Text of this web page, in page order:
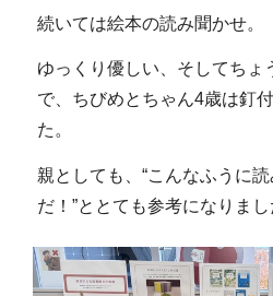
続いては絵本の読み聞かせ。
ゆっくり優しい、そしてちょ
で、ちびめとちゃん4歳は釘
た。
親としても、“こんなふうに
だ！”ととても参考になりまし